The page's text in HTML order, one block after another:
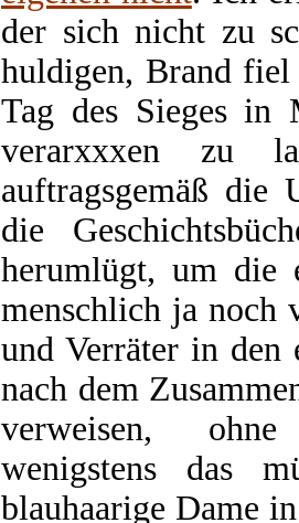
der sich nicht zu
huldigen, Brand
Tag des Sieges in
verarxxxen zu
auftragsgemäß die
die
herumlügt, um die
menschlich ja noch
und Verräter in den
nach dem
verweisen, ohne
wenigstens das
blauhaarige Dame